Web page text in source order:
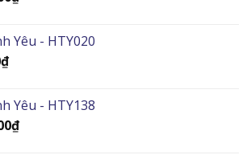
Yêu - HTY020
₫
Yêu - HTY138
₫